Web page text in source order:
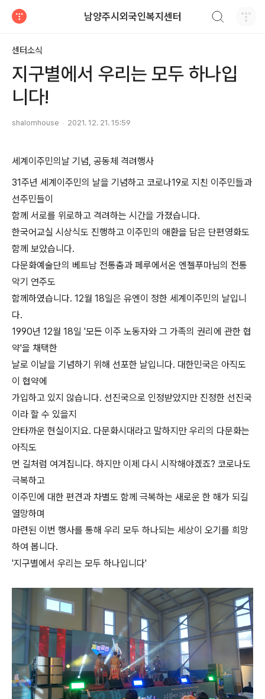
남양주시외국인복지센터
센터소식
지구별에서 우리는 모두 하나입
니다!
shalomhouse 2021. 12. 21. 15:59
세계이주민의날 기념, 공동체 격려행사
31주년 세계이주민의 날을 기념하고 코로나19로 지친 이주민들과
선주민들이
함께 서로를 위로하고 격려하는 시간을 가졌습니다.
한국어교실 시상식도 진행하고 이주민의 애환을 담은 단편영화도
함께 보았습니다.
다문화예술단의 베트남 전통춤과 페루에서온 엔젤푸마님의 전통
악기 연주도
함께하였습니다. 12월 18일은 유엔이 정한 세계이주민의 날입니
다.
1990년 12월 18일 '모든 이주 노동자와 그 가족의 권리에 관한 협
약'을 채택한
날로 이날을 기념하기 위해 선포한 날입니다. 대한민국은 아직도
이 협약에
가입하고 있지 않습니다. 선진국으로 인정받았지만 진정한 선진국
이라 할 수 있을지
안타까운 현실이지요. 다문화시대라고 말하지만 우리의 다문화는
아직도
먼 길처럼 여겨집니다. 하지만 이제 다시 시작해야겠죠? 코로나도
극복하고
이주민에 대한 편견과 차별도 함께 극복하는 새로운 한 해가 되길
열망하며
마련된 이번 행사를 통해 우리 모두 하나되는 세상이 오기를 희망
하여 봅니다.
'지구별에서 우리는 모두 하나입니다'